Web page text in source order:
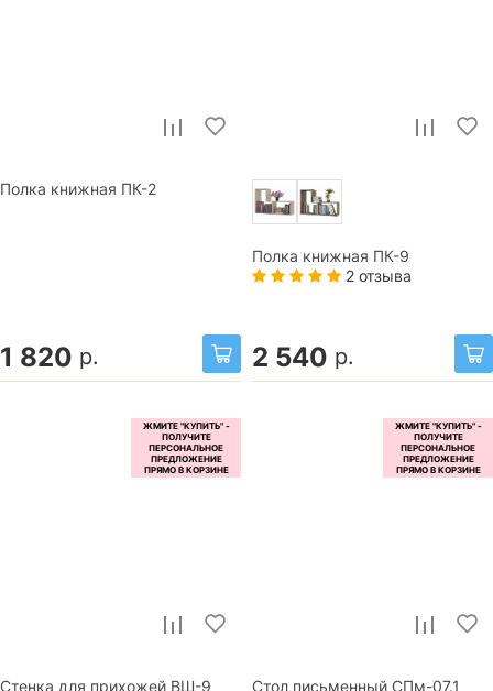
Полка книжная ПК-2
1 820 р.
Полка книжная ПК-9
2 отзыва
2 540 р.
Стенка для прихожей ВШ-9 Стол письменный СПм-07.1